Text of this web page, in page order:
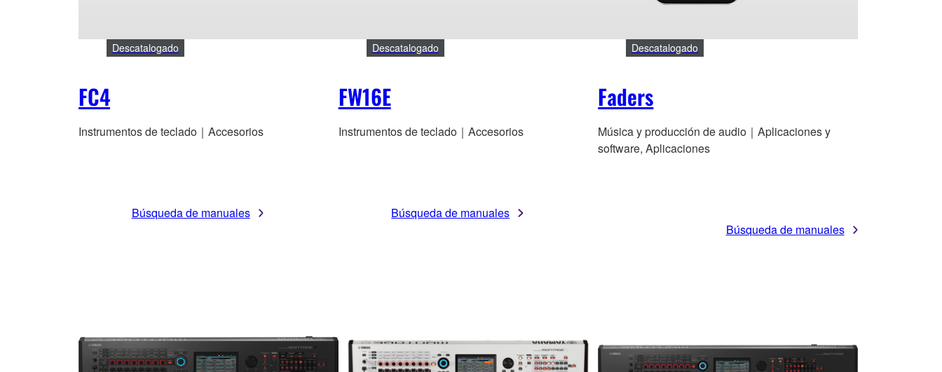
FC4
Descatalogado
Instrumentos de teclado｜Accesorios
Búsqueda de manuales
FW16E
Descatalogado
Instrumentos de teclado｜Accesorios
Búsqueda de manuales
Faders
Descatalogado
Música y producción de audio｜Aplicaciones y
software, Aplicaciones
Búsqueda de manuales